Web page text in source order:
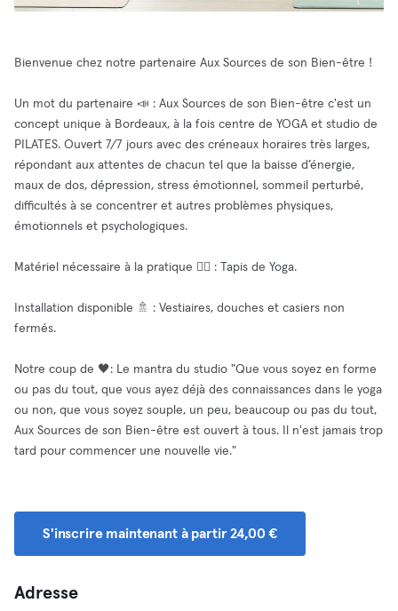
Bienvenue chez notre partenaire Aux Sources de son Bien-être !
Un mot du partenaire 📣 : Aux Sources de son Bien-être c'est un
concept unique à Bordeaux, à la fois centre de YOGA et studio de
PILATES. Ouvert 7/7 jours avec des créneaux horaires très larges,
répondant aux attentes de chacun tel que la baisse d’énergie,
maux de dos, dépression, stress émotionnel, sommeil perturbé,
difficultés à se concentrer et autres problèmes physiques,
émotionnels et psychologiques.
Matériel nécessaire à la pratique 🧘‍♂️ : Tapis de Yoga.
Installation disponible 🚿 : Vestiaires, douches et casiers non
fermés.
Notre coup de 🖤: Le mantra du studio "Que vous soyez en forme
ou pas du tout, que vous ayez déjà des connaissances dans le yoga
ou non, que vous soyez souple, un peu, beaucoup ou pas du tout,
Aux Sources de son Bien-être est ouvert à tous. Il n'est jamais trop
tard pour commencer une nouvelle vie."
S'inscrire maintenant à partir 24,00 €
Adresse